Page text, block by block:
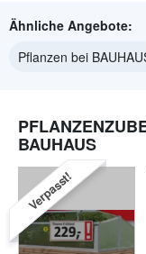
Ähnliche Angebote:
Pflanzen bei
BAUHAUS
Verpasst!